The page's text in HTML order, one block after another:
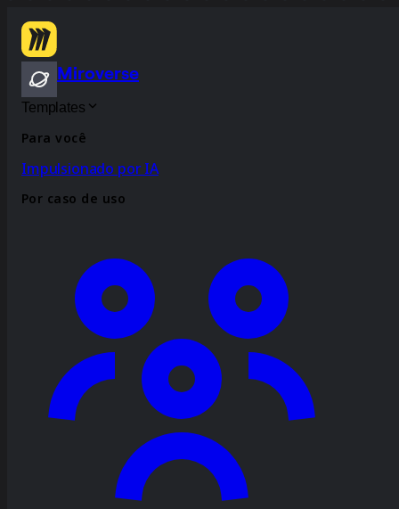
Miroverse
Templates
Para você
Impulsionado por IA
Por caso de uso